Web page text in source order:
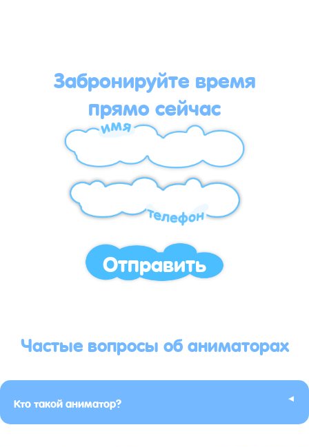
Забронируйте время
прямо сейчас
Отправить
Частые вопросы об аниматорах
Кто такой аниматор? ▸